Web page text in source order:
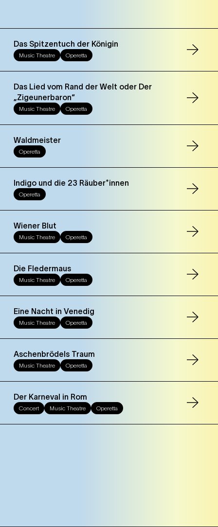
Das Spitzentuch der Königin
Music Theatre Operetta
Das Lied vom Rand der Welt oder Der
„Zigeunerbaron“
Music Theatre Operetta
Waldmeister
Operetta
Indigo und die 23 Räuber*innen
Operetta
Wiener Blut
Music Theatre Operetta
Die Fledermaus
Music Theatre Operetta
Eine Nacht in Venedig
Music Theatre Operetta
Aschenbrödels Traum
Music Theatre Operetta
Der Karneval in Rom
Concert Music Theatre Operetta